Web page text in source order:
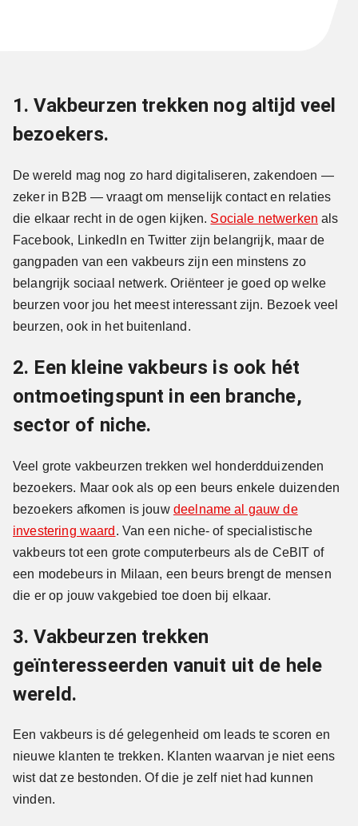
1. Vakbeurzen trekken nog altijd veel
bezoekers.
De wereld mag nog zo hard digitaliseren, zakendoen —
zeker in B2B — vraagt om menselijk contact en relaties
die elkaar recht in de ogen kijken. Sociale netwerken als
Facebook, LinkedIn en Twitter zijn belangrijk, maar de
gangpaden van een vakbeurs zijn een minstens zo
belangrijk sociaal netwerk. Oriënteer je goed op welke
beurzen voor jou het meest interessant zijn. Bezoek veel
beurzen, ook in het buitenland.
2. Een kleine vakbeurs is ook hét
ontmoetingspunt in een branche,
sector of niche.
Veel grote vakbeurzen trekken wel honderdduizenden
bezoekers. Maar ook als op een beurs enkele duizenden
bezoekers afkomen is jouw deelname al gauw de
investering waard . Van een niche- of specialistische
vakbeurs tot een grote computerbeurs als de CeBIT of
een modebeurs in Milaan, een beurs brengt de mensen
die er op jouw vakgebied toe doen bij elkaar.
3. Vakbeurzen trekken
geïnteresseerden vanuit uit de hele
wereld.
Een vakbeurs is dé gelegenheid om leads te scoren en
nieuwe klanten te trekken. Klanten waarvan je niet eens
wist dat ze bestonden. Of die je zelf niet had kunnen
vinden.